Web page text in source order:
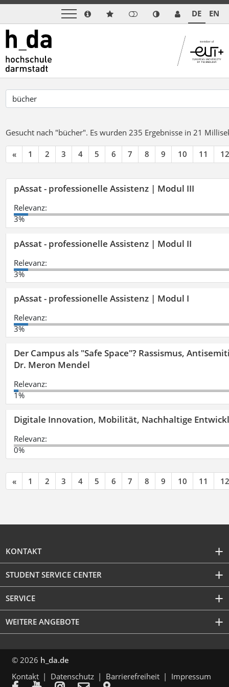
DE EN
Gesucht nach "bücher". Es wurden 235 Ergebnisse in 21
« 1 2 3 4 5 6 7 8 9 10 11 12
pAssat - professionelle Assistenz | Modul III
Relevanz:
3%
pAssat - professionelle Assistenz | Modul II
Relevanz:
3%
pAssat - professionelle Assistenz | Modul I
Relevanz:
3%
Der Campus als "Safe Space"? Rassismus,
Dr. Meron Mendel
Relevanz:
1%
Digitale Innovation, Mobilität, Nachhaltige
Relevanz:
0%
« 1 2 3 4 5 6 7 8 9 10 11 12
KONTAKT
STUDENT SERVICE CENTER
SERVICE
WEITERE ANGEBOTE
© 2026 h_da.de
Kontakt
Datenschutz Barrierefreiheit Impressum